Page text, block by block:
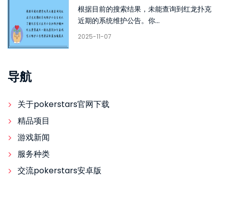
根据目前的搜索结果，未能查询到红龙扑克
近期的系统维护公告。你...
2025-11-07
导航
关于pokerstars官网下载
精品项目
游戏新闻
服务种类
交流pokerstars安卓版